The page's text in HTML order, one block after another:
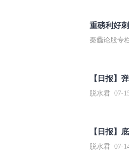
秦蠡论股专
【日报】
脱水君 07-
【日报】
脱水君 07-